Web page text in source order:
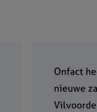
Onfact
nieuwe